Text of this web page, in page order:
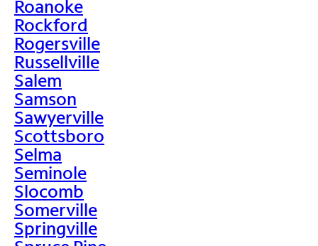
Roanoke
Rockford
Rogersville
Russellville
Salem
Samson
Sawyerville
Scottsboro
Selma
Seminole
Slocomb
Somerville
Springville